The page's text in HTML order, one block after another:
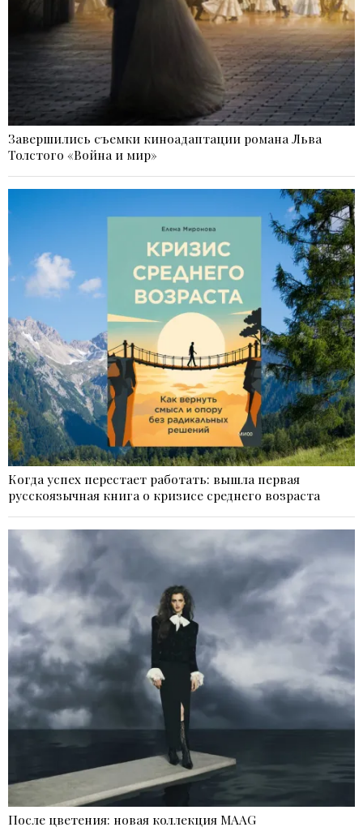
Завершились съемки киноадаптации романа Льва
Толстого «Война и мир»
Когда успех перестает работать: вышла первая
русскоязычная книга о кризисе среднего возраста
После цветения: новая коллекция MAAG